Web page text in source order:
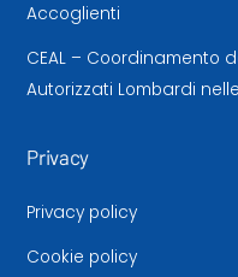
Accoglienti
CEAL – Coordinamento
Autorizzati Lombardi
Privacy
Privacy policy
Cookie policy